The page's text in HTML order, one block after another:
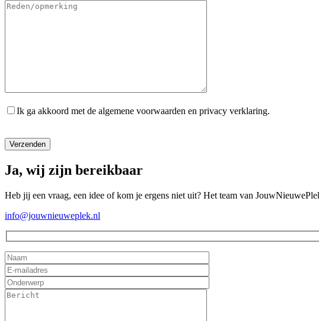
Ik ga akkoord met de algemene voorwaarden en privacy verklaring.
Ja, wij zijn bereikbaar
Heb jij een vraag, een idee of kom je ergens niet uit? Het team van
info@jouwnieuweplek.nl